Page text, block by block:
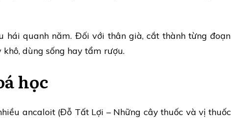
hái quanh năm. Đối với thân già, cắt thành từng đoạn
dùng sống hay tẩm rượu.
học
ancaloit (Đỗ Tất Lợi – Những cây thuốc và vị thuốc